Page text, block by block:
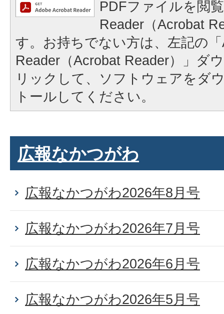
PDFファイルを閲
Reader（Acrobat
す。お持ちでない方は、左記の
Reader（Acrobat Reader）」ダ
リックして、ソフトウェアをダ
トールしてください。
広報なかつがわ
広報なかつがわ2026年8月号
広報なかつがわ2026年7月号
広報なかつがわ2026年6月号
広報なかつがわ2026年5月号